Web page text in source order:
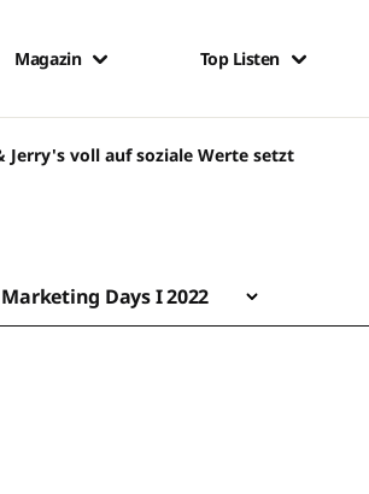
Magazin Top Listen
Jerry's voll auf soziale Werte setzt
Days I 2022